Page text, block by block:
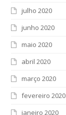
julho 2020
junho 2020
maio 2020
abril 2020
março 2020
fevereiro 2020
janeiro 2020